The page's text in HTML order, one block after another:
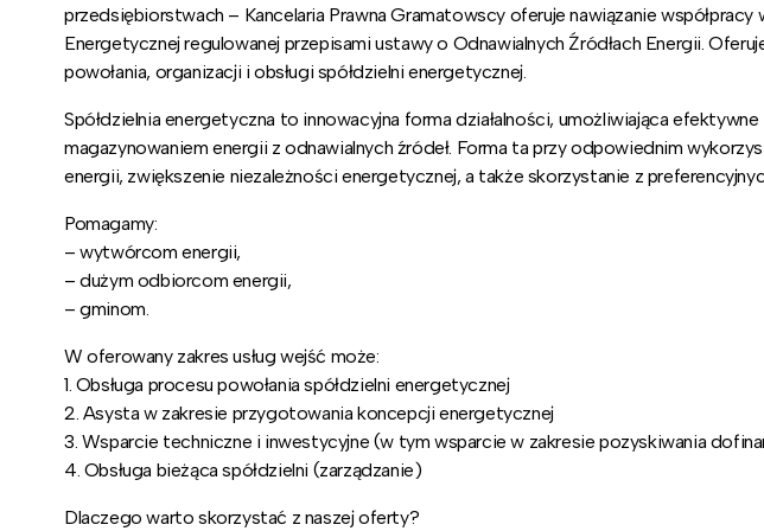
przedsiębiorstwach – Kancelaria Prawna Gramatowscy oferuje nawiązanie współpracy
Energetycznej regulowanej przepisami ustawy o Odnawialnych Źródłach Energii.
powołania, organizacji i obsługi spółdzielni energetycznej.
Spółdzielnia energetyczna to innowacyjna forma działalności, umożliwiająca
magazynowaniem energii z odnawialnych źródeł. Forma ta przy odpowiednim
energii, zwiększenie niezależności energetycznej, a także skorzystanie z
Pomagamy:
– wytwórcom energii,
– dużym odbiorcom energii,
– gminom.
W oferowany zakres usług wejść może:
1. Obsługa procesu powołania spółdzielni energetycznej
2. Asysta w zakresie przygotowania koncepcji energetycznej
3. Wsparcie techniczne i inwestycyjne (w tym wsparcie w zakresie pozyskiwania
4. Obsługa bieżąca spółdzielni (zarządzanie)
Dlaczego warto skorzystać z naszej oferty?